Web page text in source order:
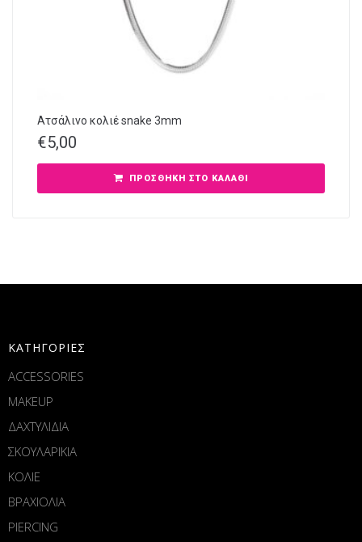
Ατσάλινο κολιέ snake 3mm
€5,00
ΠΡΟΣΘΉΚΗ ΣΤΟ ΚΑΛΆΘΙ
ΚΑΤΗΓΟΡΙΕΣ
ACCESSORIES
MAKEUP
ΔΑΧΤΥΛΙΔΙΑ
ΣΚΟΥΛΑΡΙΚΙΑ
ΚΟΛΙΕ
ΒΡΑΧΙΟΛΙΑ
PIERCING